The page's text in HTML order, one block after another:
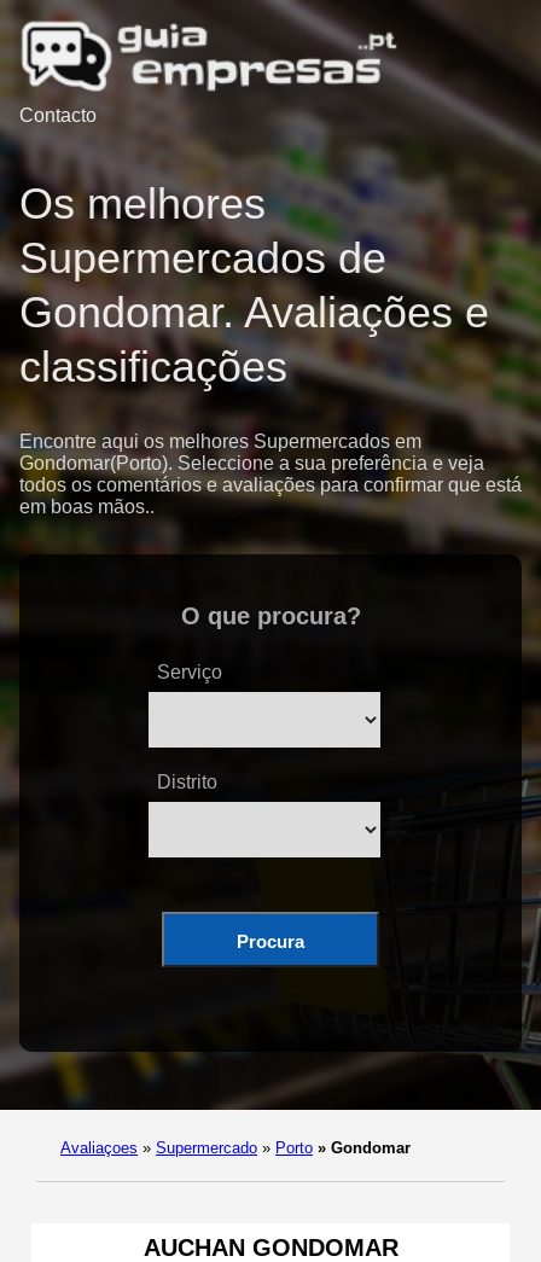
Contacto
Os melhores
Supermercados de
Gondomar. Avaliações e
classificações
Encontre aqui os melhores Supermercados em
Gondomar(Porto). Seleccione a sua preferência e veja
todos os comentários e avaliações para confirmar que está
em boas mãos..
O que procura?
Serviço
Distrito
Procura
Avaliaçoes » Supermercado » Porto » Gondomar
AUCHAN GONDOMAR